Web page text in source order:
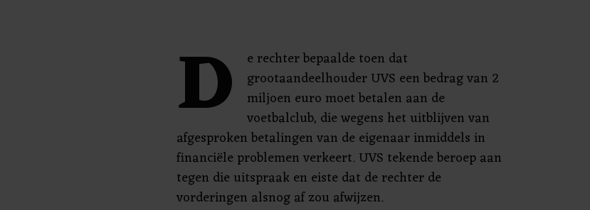
D
e rechter bepaalde toen dat
grootaandeelhouder UVS een bedrag van 2
miljoen euro moet betalen aan de
voetbalclub, die wegens het uitblijven van
afgesproken betalingen van de eigenaar inmiddels in
financiële problemen verkeert. UVS tekende beroep aan
tegen die uitspraak en eiste dat de rechter de
vorderingen alsnog af zou afwijzen.